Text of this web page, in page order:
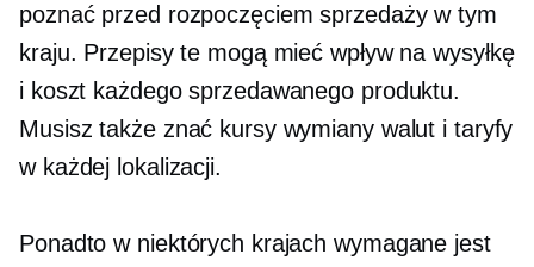
poznać przed rozpoczęciem sprzedaży w tym
kraju. Przepisy te mogą mieć wpływ na wysyłkę
i koszt każdego sprzedawanego produktu.
Musisz także znać kursy wymiany walut i taryfy
w każdej lokalizacji.
Ponadto w niektórych krajach wymagane jest